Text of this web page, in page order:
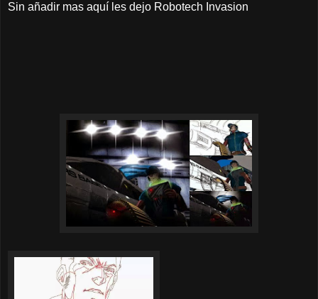
Sin añadir mas aquí les dejo Robotech Invasion